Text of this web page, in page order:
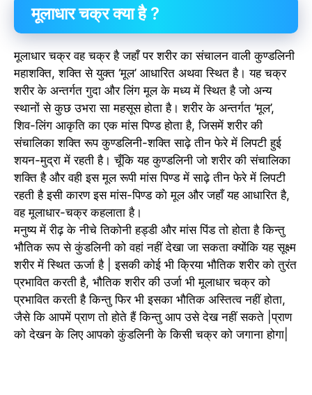
मूलाधार चक्र क्या है ?
मूलाधार चक्र वह चक्र है जहाँ पर शरीर का संचालन वाली कुण्डलिनी
महाशक्ति, शक्ति से युक्त ‘मूल’ आधारित अथवा स्थित है। यह चक्र
शरीर के अन्तर्गत गुदा और लिंग मूल के मध्य में स्थित है जो अन्य
स्थानों से कुछ उभरा सा महसूस होता है। शरीर के अन्तर्गत ‘मूल’,
शिव-लिंग आकृति का एक मांस पिण्ड होता है, जिसमें शरीर की
संचालिका शक्ति रूप कुण्डलिनी-शक्ति साढ़े तीन फेरे में लिपटी हुई
शयन-मुद्रा में रहती है। चूँकि यह कुण्डलिनी जो शरीर की संचालिका
शक्ति है और वही इस मूल रूपी मांस पिण्ड में साढ़े तीन फेरे में लिपटी
रहती है इसी कारण इस मांस-पिण्ड को मूल और जहाँ यह आधारित है,
वह मूलाधार-चक्र कहलाता है।
मनुष्य में रीढ़ के नीचे तिकोनी हड्डी और मांस पिंड तो होता है किन्तु
भौतिक रूप से कुंडलिनी को वहां नहीं देखा जा सकता क्योंकि यह सूक्ष्म
शरीर में स्थित ऊर्जा है | इसकी कोई भी क्रिया भौतिक शरीर को तुरंत
प्रभावित करती है, भौतिक शरीर की उर्जा भी मूलाधार चक्र को
प्रभावित करती है किन्तु फिर भी इसका भौतिक अस्तित्व नहीं होता,
जैसे कि आपमें प्राण तो होते हैं किन्तु आप उसे देख नहीं सकते |प्राण
को देखन के लिए आपको कुंडलिनी के किसी चक्र को जगाना होगा|